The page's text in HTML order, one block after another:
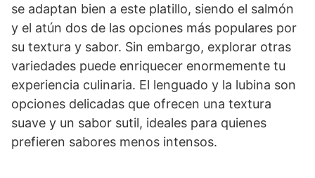
se adaptan bien a este platillo, siendo el salmón
y el atún dos de las opciones más populares por
su textura y sabor. Sin embargo, explorar otras
variedades puede enriquecer enormemente tu
experiencia culinaria. El lenguado y la lubina son
opciones delicadas que ofrecen una textura
suave y un sabor sutil, ideales para quienes
prefieren sabores menos intensos.